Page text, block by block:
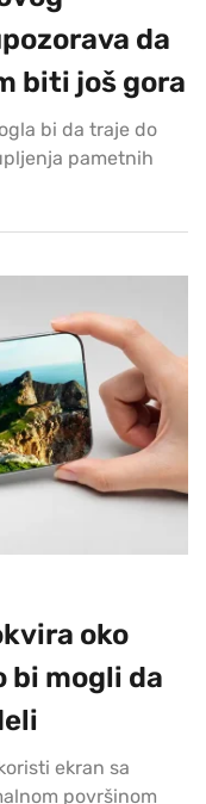
da
biti još gora
bi da traje do
pametnih
oko
bi mogli da
ekran sa
površinom